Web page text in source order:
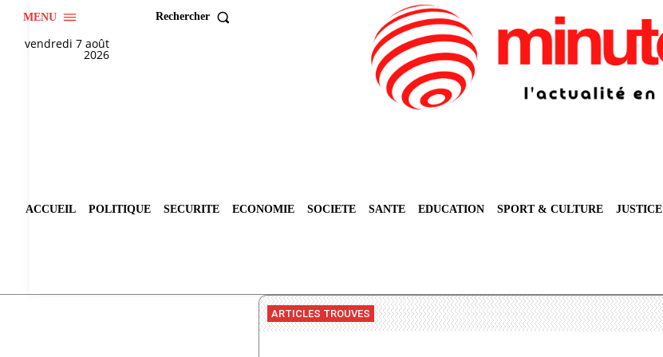
MENU Rechercher
vendredi 7 août
2026
ACCUEIL POLITIQUE SECURITE ECONOMIE SOCIETE SANTE EDUCATION SPORT & CULTURE JUSTICE
ARTICLES TROUVES